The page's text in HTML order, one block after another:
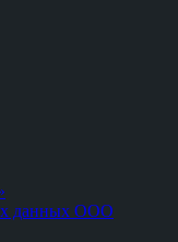
данных ООО